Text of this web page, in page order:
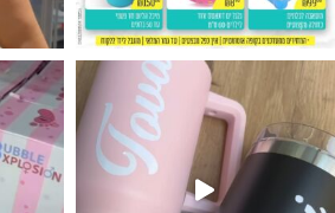
מטף לגילוי מין העובר חזר למלא